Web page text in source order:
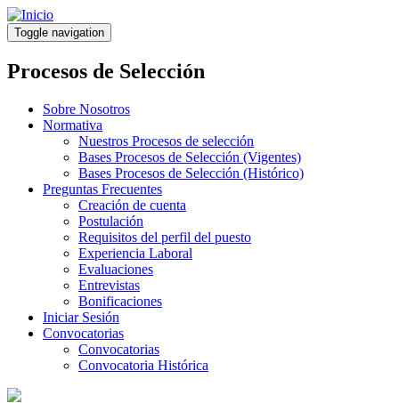
Pasar
al
contenido
principal
Toggle navigation
Procesos de Selección
Sobre Nosotros
Normativa
Nuestros Procesos de selección
Bases Procesos de Selección (Vigentes)
Bases Procesos de Selección (Histórico)
Preguntas Frecuentes
Creación de cuenta
Postulación
Requisitos del perfil del puesto
Experiencia Laboral
Evaluaciones
Entrevistas
Bonificaciones
Iniciar Sesión
Convocatorias
Convocatorias
Convocatoria Histórica